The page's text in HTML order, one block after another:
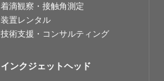
着滴観察・接触角測定
装置レンタル
技術支援・コンサルティング
インクジェットヘッド